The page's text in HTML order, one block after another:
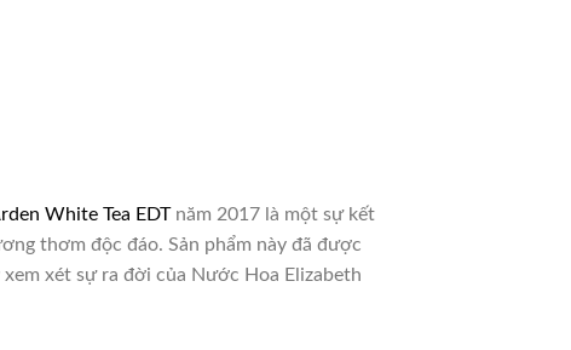
White Tea EDTnăm 2017 là một sự kết
thơm độc đáo. Sản phẩm này đã được
xét sự ra đời của Nước Hoa Elizabeth